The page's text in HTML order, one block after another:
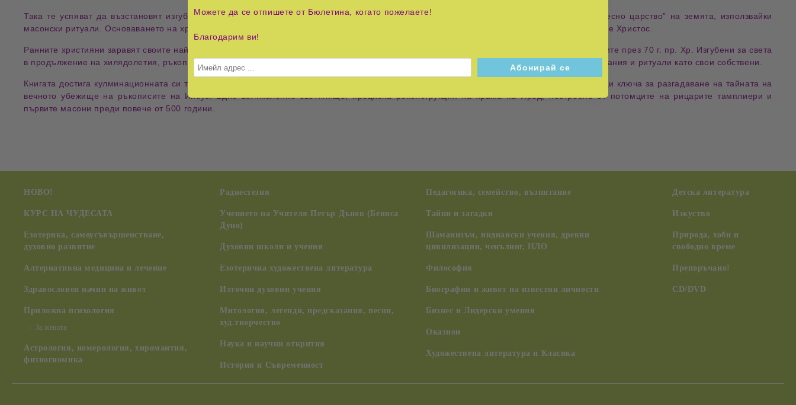
Така те успяват да възстановят изгубената история за Иисус и неговият брат Иаков и да опишат борбата им за създаване на “Небесно царство” на земята, използвайки
масонски ритуали. Основаването на християнската църква е посочено като политически акт, имащ малка връзка с човека, когото наричаме Христос.
Ранните християни заравят своите най-ценни ръкописи под храма на Ирод, малко преди те и градът им да бъдат унищожени от римляните през 70 г. пр. Хр. Изгубени за света
в продължение на хилядолетия, ръкописите били изровени тайно и разтълкувани от Ордена на тамплиерите, който приел тези древни знания и ритуали като свои собствени.
Книгата достига кулминационната си точка, когато авторите дeшифрират точните указания, закодирани в масонските ритуали, посочващи ключа за разгадаване на тайната на
вечното убежище на ръкописите на Иисус. Едно великолепно светилище, прецизна реконструкция на храма на Ирод, построено от потомците на рицарите тамплиери и
първите масони преди повече от 500 години.
НОВО!
КУРС НА ЧУДЕСАТА
Езотерика, самоусъвършенстване,
духовно развитие
Алтернативна медицина и лечение
Здравословен начин на живот
Приложна психология
За жената
Астрология, номерология, хиромантия,
физиогномика
Радиестезия
Учението на Учителя Петър Дънов (Беинса
Дуно)
Духовни школи и учения
Езотерична художествена литература
Източни духовни учения
Митология, легенди, предсказания, песни,
худ.творчество
Наука и научни открития
История и Съвременност
Педагогика, семейство, възпитание
Тайни и загадки
Шаманизъм, индиански учения, древни
цивилизации, ченълинг, НЛО
Философия
Биографии и живот на известни личности
Бизнес и Лидерски умения
Оказион
Художествена литература и Класика
Детска литература
Изкуство
Природа, хоби и
свободно време
Препоръчано!
CD/DVD
Можете да се отпишете от Бюлетина, когато пожелаете!
Благодарим ви!